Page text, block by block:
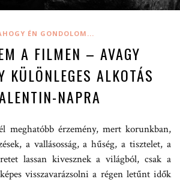
ÉN GONDOLOM...
A FILMEN – AVAGY
KÜLÖNLEGES ALKOTÁS
NAPRA
meghatóbb érzemény, mert korunkban,
a vallásosság, a hűség, a tisztelet, a
lassan kivesznek a világból, csak a
visszavarázsolni a régen letűnt idők